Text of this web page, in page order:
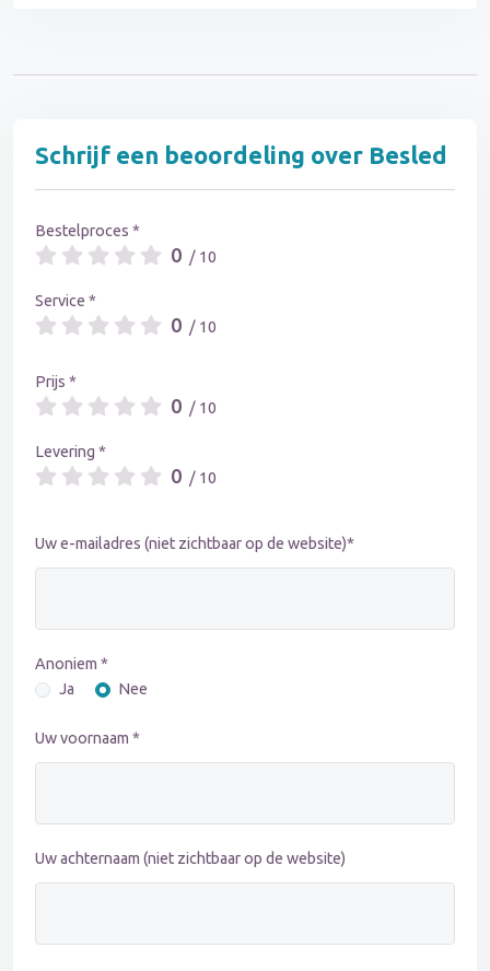
Schrijf een beoordeling over Besled
Bestelproces *
0 / 10
Service *
0 / 10
Prijs *
0 / 10
Levering *
0 / 10
Uw e-mailadres (niet zichtbaar op de website)*
Anoniem *
Ja
Nee
Uw voornaam *
Uw achternaam (niet zichtbaar op de website)